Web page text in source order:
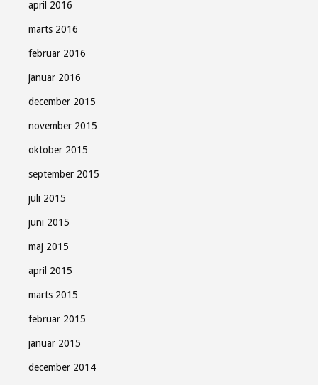
april 2016
marts 2016
februar 2016
januar 2016
december 2015
november 2015
oktober 2015
september 2015
juli 2015
juni 2015
maj 2015
april 2015
marts 2015
februar 2015
januar 2015
december 2014